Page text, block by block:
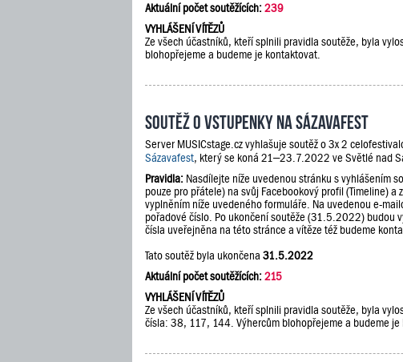
Aktuální počet soutěžících:239
VYHLÁŠENÍ VÍTĚZŮ
Ze všech účastníků, kteří splnili pravidla soutěže, byla
blohopřejeme a budeme je kontaktovat.
Soutěž o vstupenky na Sázavafest
Server MUSICstage.cz vyhlašuje soutěž o 3x 2
Sázavafest, který se koná 21–23.7.2022 ve Světlé nad
Pravidla: Nasdílejte níže uvedenou stránku s vyhlášením
pouze pro přátele) na svůj Facebookový profil (Timeline) a
vyplněním níže uvedeného formuláře. Na uvedenou e-
pořadové číslo. Po ukončení soutěže (31.5.2022) budou
čísla uveřejněna na této stránce a vítěze též budeme
Tato soutěž byla ukončena 31.5.2022
Aktuální počet soutěžících:215
VYHLÁŠENÍ VÍTĚZŮ
Ze všech účastníků, kteří splnili pravidla soutěže, byla
čísla: 38, 117, 144. Výhercům blohopřejeme a budeme je